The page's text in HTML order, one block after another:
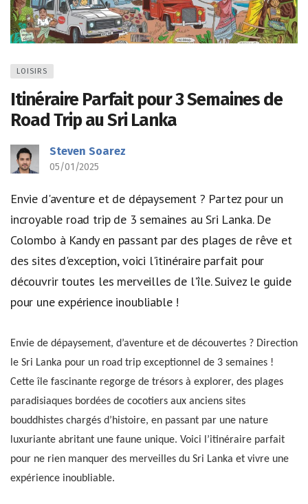
LOISIRS
Itinéraire Parfait pour 3 Semaines de
Road Trip au Sri Lanka
Steven Soarez
05/01/2025
Envie d'aventure et de dépaysement ? Partez pour un
incroyable road trip de 3 semaines au Sri Lanka. De
Colombo à Kandy en passant par des plages de rêve et
des sites d'exception, voici l'itinéraire parfait pour
découvrir toutes les merveilles de l'île. Suivez le guide
pour une expérience inoubliable !
Envie de dépaysement, d’aventure et de découvertes ? Direction
le Sri Lanka pour un road trip exceptionnel de 3 semaines !
Cette île fascinante regorge de trésors à explorer, des plages
paradisiaques bordées de cocotiers aux anciens sites
bouddhistes chargés d’histoire, en passant par une nature
luxuriante abritant une faune unique. Voici l’itinéraire parfait
pour ne rien manquer des merveilles du Sri Lanka et vivre une
expérience inoubliable.